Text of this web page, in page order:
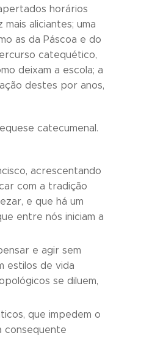
horários
aliciantes; uma
as da Páscoa e do
catequético,
deixam a escola; a
destes por anos,
catecumenal.
acrescentando
com a tradição
e que há um
entre nós iniciam a
e agir sem
estilos de vida
se diluem,
que impedem o
consequente